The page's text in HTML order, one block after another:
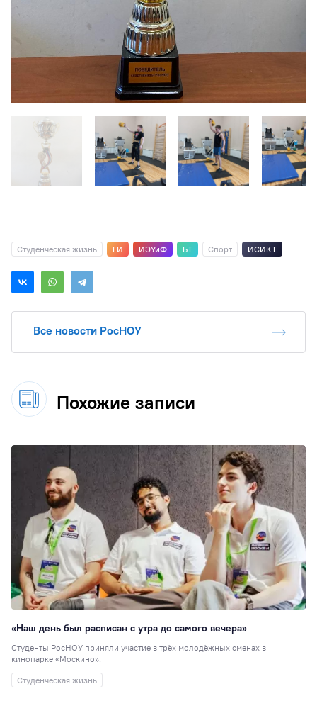
Студенческая жизнь ГИ ИЭУиФ БТ Спорт ИСИКТ
Все новости РосНОУ
Похожие записи
«Наш день был расписан с утра до самого вечера»
Студенты РосНОУ приняли участие в трёх молодёжных сменах в
кинопарке «Москино».
Студенческая жизнь